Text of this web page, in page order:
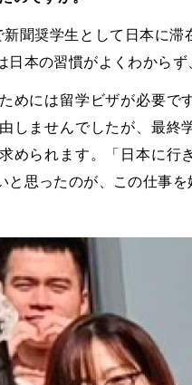
聞奨学生として日本に
本の習慣がよくわからず
めには留学ビザが必要で
しませんでしたが、最終
められます。「日本に行
思ったのが、この仕事を